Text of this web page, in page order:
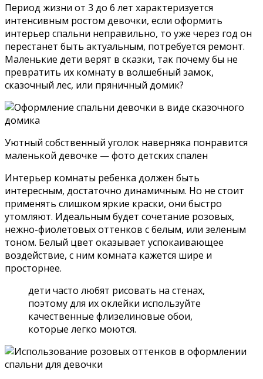
Период жизни от 3 до 6 лет характеризуется
интенсивным ростом девочки, если оформить
интерьер спальни неправильно, то уже через год он
перестанет быть актуальным, потребуется ремонт.
Маленькие дети верят в сказки, так почему бы не
превратить их комнату в волшебный замок,
сказочный лес, или пряничный домик?
Уютный собственный уголок наверняка понравится
маленькой девочке — фото детских спален
Интерьер комнаты ребенка должен быть
интересным, достаточно динамичным. Но не стоит
применять слишком яркие краски, они быстро
утомляют. Идеальным будет сочетание розовых,
нежно-фиолетовых оттенков с белым, или зеленым
тоном. Белый цвет оказывает успокаивающее
воздействие, с ним комната кажется шире и
просторнее.
дети часто любят рисовать на стенах,
поэтому для их оклейки используйте
качественные флизелиновые обои,
которые легко моются.